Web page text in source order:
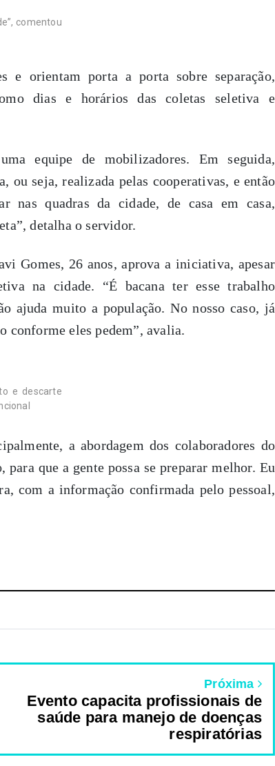
comentou
e orientam porta a porta sobre separação,
dias e horários das coletas seletiva e
equipe de mobilizadores. Em seguida,
ou seja, realizada pelas cooperativas, e então
nas quadras da cidade, de casa em casa,
detalha o servidor.
Gomes, 26 anos, aprova a iniciativa, apesar
na cidade. “É bacana ter esse trabalho
ajuda muito a população. No nosso caso, já
conforme eles pedem”, avalia.
e descarte
a abordagem dos colaboradores do
que a gente possa se preparar melhor. Eu
com a informação confirmada pelo pessoal,
Próxima
Evento capacita profissionais de
saúde para manejo de doenças
respiratórias